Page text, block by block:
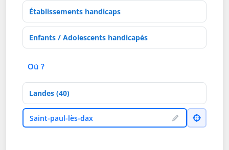
Type d'établissement
Activités de soins
Où ?
Département
VilleSaint-paul-lès-dax